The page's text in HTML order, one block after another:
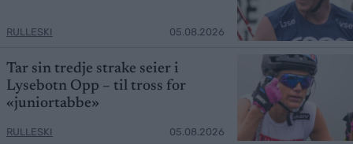
RULLESKI 05.08.2026
Tar sin tredje strake seier i
Lysebotn Opp – til tross for
«juniortabbe»
RULLESKI 05.08.2026